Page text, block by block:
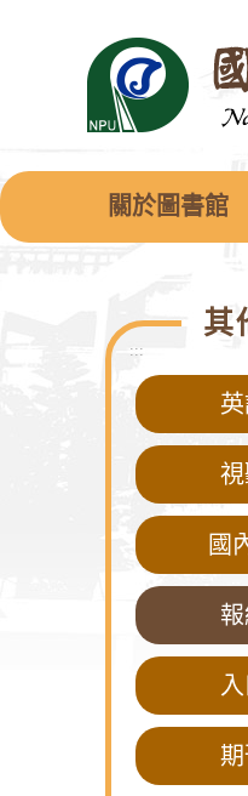
區
塊
關於圖書館
:::
其
國